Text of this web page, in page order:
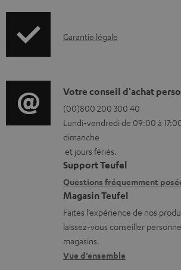
n
t
é
l
é
c
h
a
r
g
e
I
o
r
m
a
t
i
o
n
s
r
Garantie légale
D
é
t
a
i
l
s
c
o
n
Votre conseil d'achat
(00)800 200 300 40
Lundi-vendredi de 09:00 à
dimanche
et jours fériés.
Support Teufel
Questions fréquemment
Magasin Teufel
Faites l’expérience de nos
laissez-vous conseiller
magasins.
Vue d’ensemble